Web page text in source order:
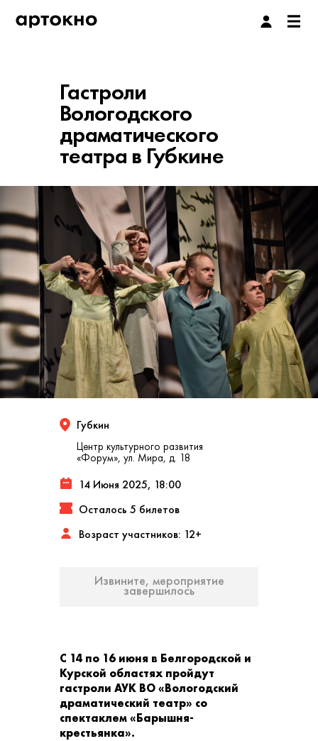
Гастроли
Вологодского
драматического
театра в Губкине
Губкин
Центр культурного развития
«Форум», ул. Мира, д. 18
14 Июня 2025, 18:00
Осталось 5 билетов
Возраст участников: 12+
Извините, мероприятие
завершилось
С 14 по 16 июня в Белгородской и
Курской областях пройдут
гастроли АУК ВО «Вологодский
драматический театр» со
спектаклем «Барышня-
крестьянка».